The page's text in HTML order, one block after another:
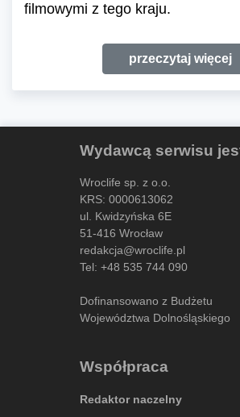
filmowymi z tego kraju.
przeczytaj więcej
Wydawcą serwisu
Wroclife sp. z o.o.
KRS: 0000613062
ul. Kwidzyńska 6E
51-416 Wrocław
redakcja@wroclife.pl
Tel: +48 535 744 090
Dofinansowano z Budżetu
Województwa Dolnośląskiego
Współpraca
Redaktor naczelny